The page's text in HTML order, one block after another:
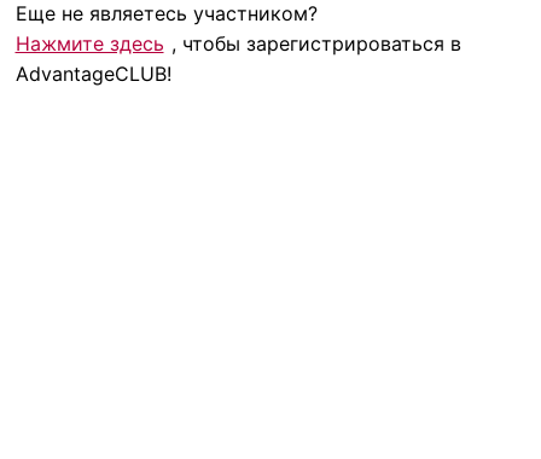
Еще не являетесь участником?
Нажмите здесь , чтобы зарегистрироваться в
AdvantageCLUB!